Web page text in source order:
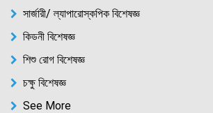
সার্জারী/ ল্যাপারোস্কপিক বিশেষজ্ঞ
কিডনী বিশেষজ্ঞ
শিশু রোগ বিশেষজ্ঞ
চক্ষু বিশেষজ্ঞ
See More